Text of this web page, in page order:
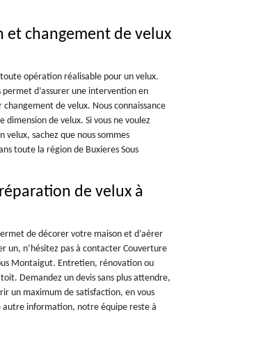
et changement de velux
opération réalisable pour un velux.
permet d’assurer une intervention en
de velux. Nous connaissance
de velux. Si vous ne voulez
sachez que nous sommes
toute la région de Buxieres Sous
de velux à
de décorer votre maison et d’aérer
un, n’hésitez pas à contacter Couverture
Montaigut. Entretien, rénovation ou
Demandez un devis sans plus attendre,
un maximum de satisfaction, en vous
information, notre équipe reste à